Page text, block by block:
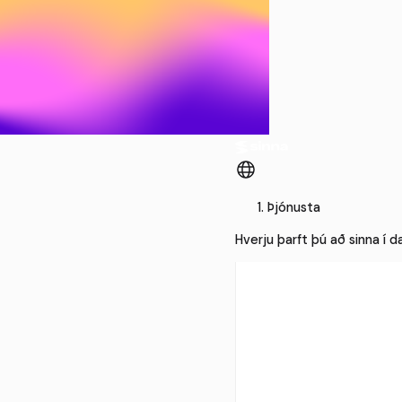
Þjónusta
Hverju þarft þú að sinna í